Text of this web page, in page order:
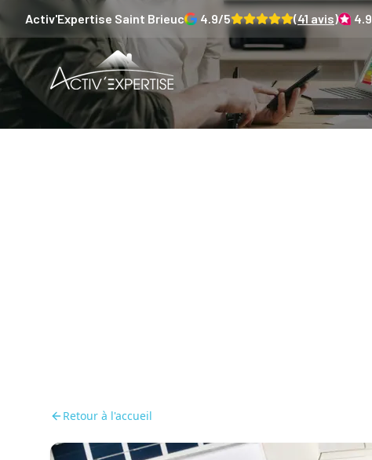
Activ'Expertise Saint Brieuc 4.9/5 (41 avis) 4.9
Retour à l'accueil